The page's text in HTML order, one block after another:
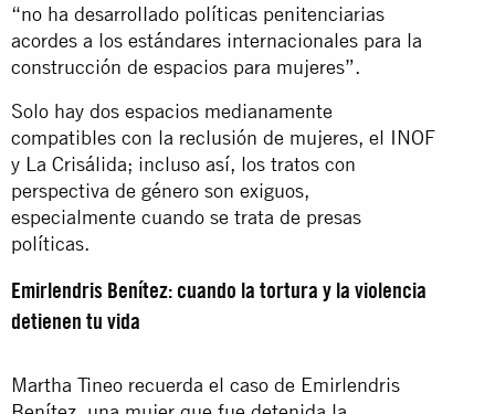
“no ha desarrollado políticas penitenciarias
acordes a los estándares internacionales para la
construcción de espacios para mujeres”.
Solo hay dos espacios medianamente
compatibles con la reclusión de mujeres, el INOF
y La Crisálida; incluso así, los tratos con
perspectiva de género son exiguos,
especialmente cuando se trata de presas
políticas.
Emirlendris Benítez: cuando la tortura y la violencia
detienen tu vida
Martha Tineo recuerda el caso de Emirlendris